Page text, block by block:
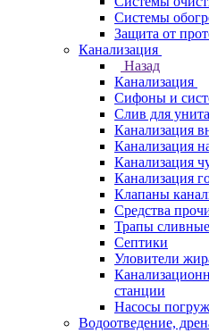
Системы
Защита от
Канализация
Назад
Канализация
Сифоны и
Слив для
Канализация
Канализация
Канализация
Канализация
Клапаны
Средства
Трапы сливные
Септики
Уловители
станции
Насосы
Водоотведение,